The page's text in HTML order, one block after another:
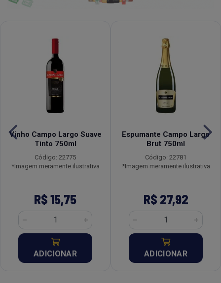
Vinho Campo Largo Suave
Tinto 750ml
Código: 22775
*Imagem meramente ilustrativa
R$ 15,75
ADICIONAR
Espumante Campo Largo
Brut 750ml
Código: 22781
*Imagem meramente ilustrativa
R$ 27,92
ADICIONAR